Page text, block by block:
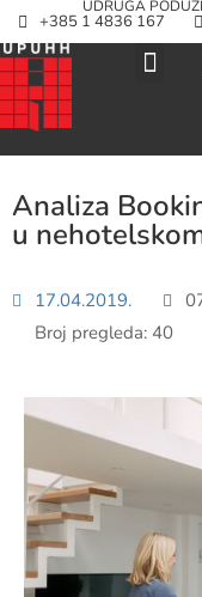
UDRUGA
+385 1 4836 167
Analiza
u
17.04.2019.
Broj pregleda: 40